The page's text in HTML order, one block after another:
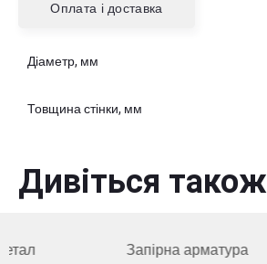
Оплата і доставка
Діаметр, мм
Товщина стінки, мм
Дивіться також
Запірна арматура